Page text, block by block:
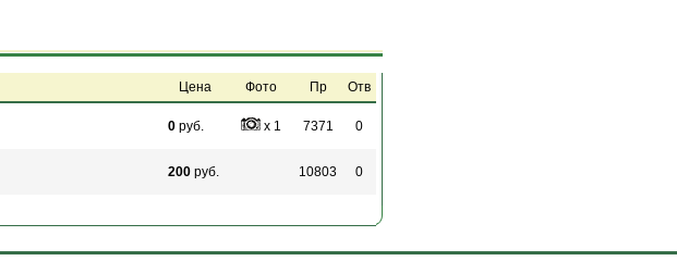
Цена Фото Пр
Отв
0 руб. x 1 7371 0
200 руб. 10803 0